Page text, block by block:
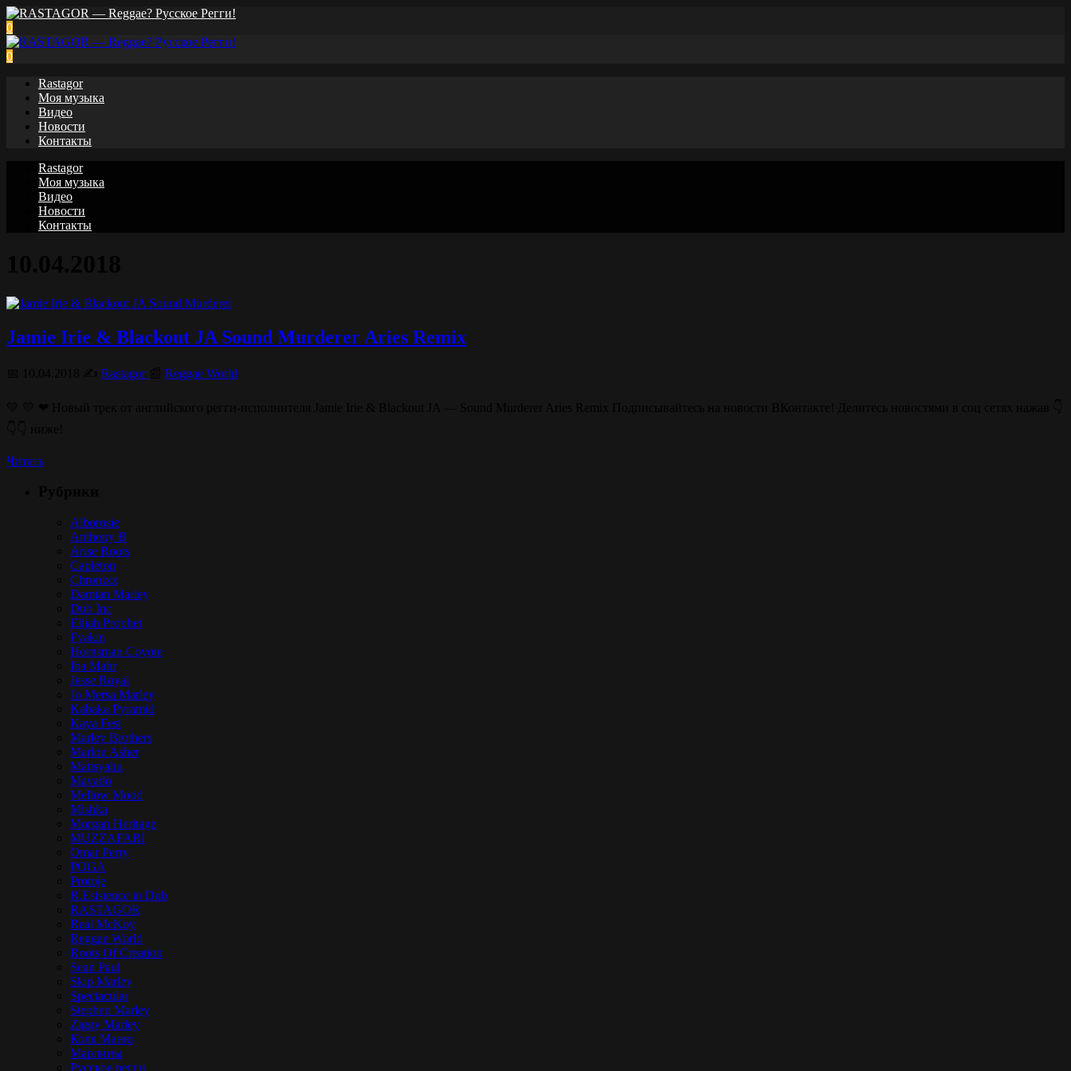
0
0
Rastagor
Моя музыка
Видео
Новости
Контакты
Rastagor
Моя музыка
Видео
Новости
Контакты
Jamie Irie & Blackout JA Sound Murderer Aries Remix
Rastagor Reggae World
Читать
Alborosie
Anthony B
Arise Roots
Capleton
Chronixx
Damian Marley
Dub Inc
Elijah Prophet
Fyakin
Hornsman Coyote
Iba Mahr
Jesse Royal
Jo Mersa Marley
Kabaka Pyramid
Kaya Fest
Marley Brothers
Marlon Asher
Matisyahu
Mavado
Mellow Mood
Mishka
Morgan Heritage
MUZZAFARI
Omar Perry
POGA
Protoje
R.Esistence in Dub
RASTAGOR
Real McKoy
Reggae World
Roots Of Creation
Sean Paul
Skip Marley
Spectacular
Stephen Marley
Ziggy Marley
Коля Маню
Марлины
Русское регги